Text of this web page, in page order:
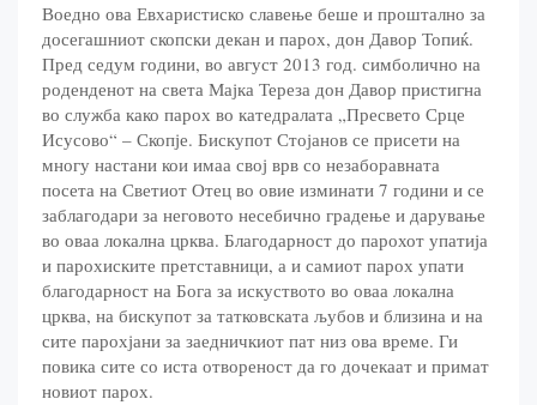
Воедно ова Евхаристиско славење беше и проштално за
досегашниот скопски декан и парох, дон Давор Топиќ.
Пред седум години, во август 2013 год. симболично на
роденденот на света Мајка Тереза дон Давор пристигна
во служба како парох во катедралата „Пресвето Срце
Исусово“ – Скопје. Бискупот Стојанов се присети на
многу настани кои имаа свој врв со незаборавната
посета на Светиот Отец во овие изминати 7 години и се
заблагодари за неговото несебично градење и дарување
во оваа локална црква. Благодарност до парохот упатија
и парохиските претставници, а и самиот парох упати
благодарност на Бога за искуството во оваа локална
црква, на бискупот за татковската љубов и близина и на
сите парохјани за заедничкиот пат низ ова време. Ги
повика сите со иста отвореност да го дочекаат и примат
новиот парох.